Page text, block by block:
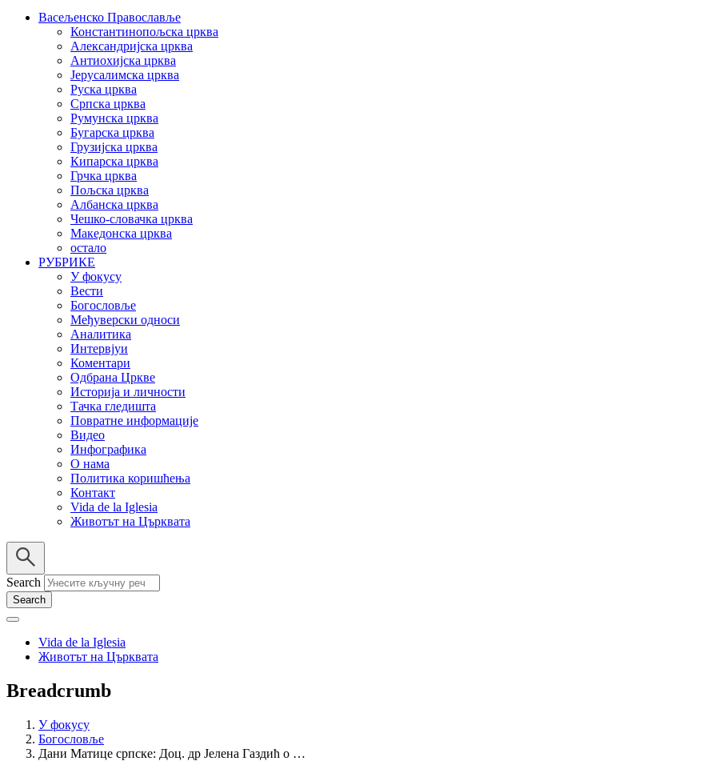
Васељенско Православље
Константинопољска црква
Александријска црква
Антиохијска црква
Јерусалимска црква
Руска црква
Српска црква
Румунска црква
Бугарска црква
Грузијска црква
Кипарска црква
Грчка црква
Пољска црква
Албанска црква
Чешко-словачка црква
Македонска црква
остало
РУБРИКЕ
У фокусу
Вести
Богословље
Међуверски односи
Аналитика
Интервјуи
Коментари
Одбрана Цркве
Историја и личности
Тачка гледишта
Повратне информације
Видео
Инфографика
О нама
Политика коришћења
Контакт
Vida de la Iglesia
Животът на Църквата
Search
Vida de la Iglesia
Животът на Църквата
Breadcrumb
У фокусу
Богословље
Дани Матице српске: Доц. др Јелена Газдић о …